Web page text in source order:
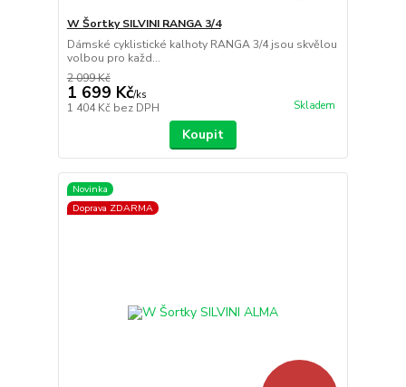
W Šortky SILVINI RANGA 3/4
Dámské cyklistické kalhoty RANGA 3/4 jsou skvělou
volbou pro každ...
2 099 Kč
1 699 Kč/ks
1 404 Kč bez DPH Skladem
Koupit
Novinka
Doprava ZDARMA